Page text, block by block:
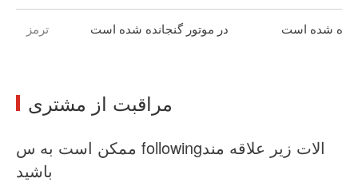
ترمز در موتور گنجانده شده است شده است
مراقبت از مشتری
ممکن است به س followingالات زیر علاقه مند
باشید